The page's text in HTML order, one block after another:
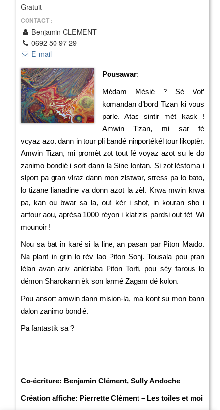
Gratuit
CONTACT :
Benjamin CLEMENT
0692 50 97 29
E-mail
Pousawar:
Médam Mésié ? Sé Vot’
komandan d’bord Tizan ki vous
parle. Atas sintir mèt kask !
Amwin Tizan, mi sar fé
voyaz azot dann in tour pli bandé ninportékél tour likoptèr.
Amwin Tizan, mi promèt zot tout fé voyaz azot su le do
zanimo bondié i sort dann la Sine lontan. Si zot lèstoma i
siport pa gran viraz dann mon zistwar, stress pa lo bato,
lo tizane lianadine va donn azot la zèl. Krwa mwin krwa
pa, kan ou bwar sa la, out kèr i shof, in kouran sho i
antour aou, aprésa 1000 réyon i klat zis pardsi out tèt. Wi
mounoir !
Nou sa bat in karé si la line, an pasan par Piton Maïdo.
Na plant in grin lo rèv lao Piton Sonj. Tousala pou pran
lélan avan ariv anlèrlaba Piton Torti, pou sèy farous lo
démon Sharokann èk son larmé Zagam dé kolon.
Pou ansort amwin dann mision-la, ma kont su mon bann
dalon zanimo bondié.
Pa fantastik sa ?
Co-écriture: Benjamin Clément, Sully Andoche
Création affiche: Pierrette Clément – Les toiles et moi